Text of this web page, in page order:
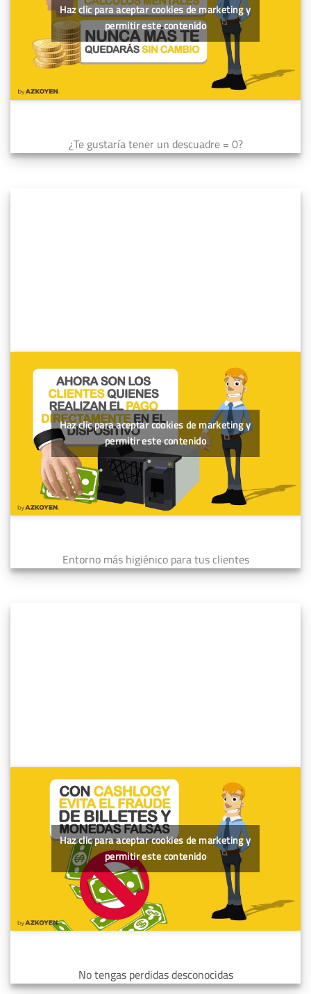
Haz clic para aceptar cookies de marketing y
permitir este contenido
¿Te gustaría tener un descuadre = 0?
Haz clic para aceptar cookies de marketing y
permitir este contenido
Entorno más higiénico para tus clientes
Haz clic para aceptar cookies de marketing y
permitir este contenido
No tengas perdidas desconocidas